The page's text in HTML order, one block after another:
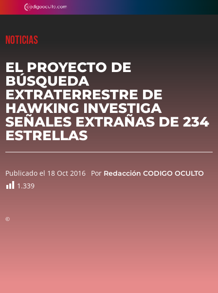
NOTICIAS
EL PROYECTO DE
BÚSQUEDA
EXTRATERRESTRE DE
HAWKING INVESTIGA
SEÑALES EXTRAÑAS DE 234
ESTRELLAS
Publicado el 18 Oct 2016 Por Redacción CODIGO OCULTO
1.339
©